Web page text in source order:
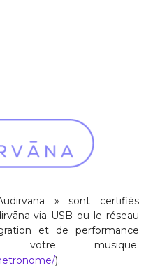
» sont certifiés
via USB ou le réseau
et de performance
musique.
).